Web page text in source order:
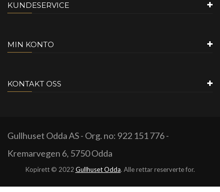
KUNDESERVICE
MIN KONTO
KONTAKT OSS
Gullhuset Odda AS - Org. no: 922 151 776 -
Kremarvegen 6, 5750 Odda
Kopirett © 2022 Gullhuset Odda. Alle rettar reserverte for.